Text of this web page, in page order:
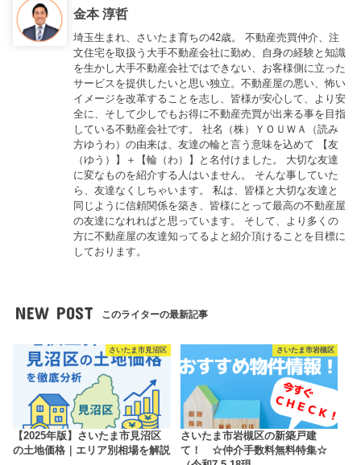
金本 淳哲
埼玉生まれ、さいたま育ちの42歳。 不動産売買仲介、注
文住宅を取扱う大手不動産会社に勤め、自身の経験と知識
を生かし大手不動産会社ではできない、お客様側に立った
サービスを提供したいと思い独立。不動産屋の悪い、怖い
イメージを改革することを志し、皆様が安心して、より安
全に、そして少しでもお得に不動産売買が出来る事を目指
している不動産会社です。 社名（株）ＹＯＵＷＡ（読み
方ゆうわ）の由来は、友達の輪と言う意味を込めて 【友
（ゆう）】＋【輪（わ）】と名付けました。 大切な友達
に変なものを紹介する人はいません。 そんな事していた
ら、友達なくしちゃいます。 私は、皆様と大切な友達と
同じように信頼関係を築き、皆様にとって最高の不動産屋
の友達になれればと思っています。 そして、より多くの
方に不動産屋の友達知ってるよと紹介頂けることを目標に
しております。
NEW POST このライターの最新記事
さいたま市見沼区
【2025年版】さいたま市見沼区
の土地価格｜エリア別相場を解説
さいたま市岩槻区
さいたま市岩槻区の新築戸建
て！ ☆仲介手数料無料特集☆